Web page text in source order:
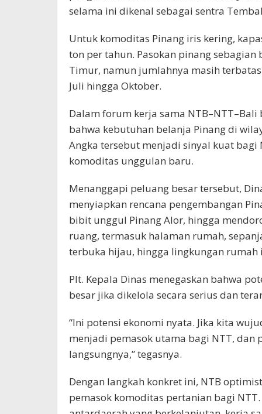
selama ini dikenal sebagai sentra
Untuk komoditas Pinang iris kering,
ton per tahun. Pasokan pinang
Timur, namun jumlahnya masih
Juli hingga Oktober.
Dalam forum kerja sama
bahwa kebutuhan belanja Pinang di
Angka tersebut menjadi sinyal kuat
komoditas unggulan baru.
Menanggapi peluang besar tersebut,
menyiapkan rencana pengembangan
bibit unggul Pinang Alor, hingga
ruang, termasuk halaman rumah,
terbuka hijau, hingga lingkungan rumah
Plt. Kepala Dinas menegaskan bahwa
besar jika dikelola secara serius dan
“Ini potensi ekonomi nyata. Jika kita
menjadi pemasok utama bagi NTT, dan
langsungnya,” tegasnya.
Dengan langkah konkret ini, NTB
pemasok komoditas pertanian bagi